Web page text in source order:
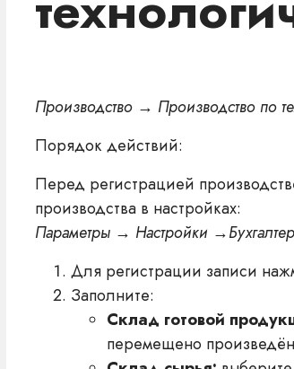
Производство → Производство по
Порядок действий:
Перед регистрацией
производства в настройках:
Параметры → Настройки →
Для регистрации записи
Заполните:
Склад готовой
перемещено